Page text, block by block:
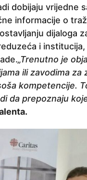
dobijaju vrijedne
informacije o
dijaloga
i
„Trenutno je
ili zavodima za
kompetencije.
da prepoznaju